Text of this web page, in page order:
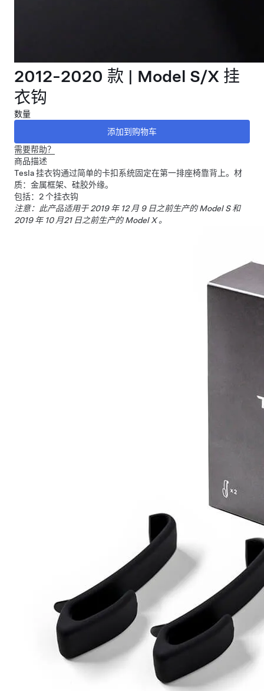
2012-2020 款 | Model S/X 挂
衣钩
数量
需要帮助？
商品描述
Tesla 挂衣钩通过简单的卡扣系统固定在第一排座椅靠背上。材
质：金属框架、硅胶外缘。
包括：2 个挂衣钩
注意：此产品适用于 2019 年 12 月 9 日之前生产的 Model S 和
2019 年 10 月21 日之前生产的 Model X 。